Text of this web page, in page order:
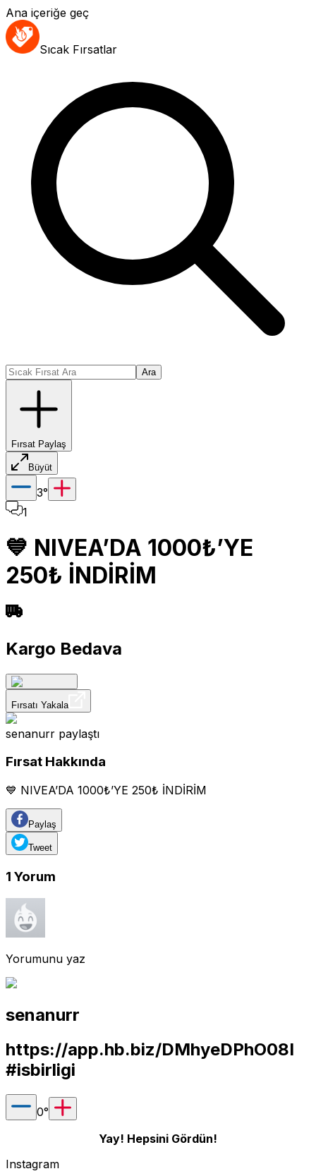
Ana içeriğe geç
Sıcak Fırsatlar
Ara
Fırsat Paylaş
Büyüt
3°
1
💙 NIVEA’DA 1000₺’YE
250₺ İNDİRİM
Kargo Bedava
Fırsatı Yakala
senanurr paylaştı
Fırsat Hakkında
💙 NIVEA’DA 1000₺’YE 250₺ İNDİRİM
Paylaş
Tweet
1 Yorum
Yorumunu yaz
senanurr
https://app.hb.biz/DMhyeDPhO08I
#isbirligi
0°
Yay! Hepsini Gördün!
Instagram